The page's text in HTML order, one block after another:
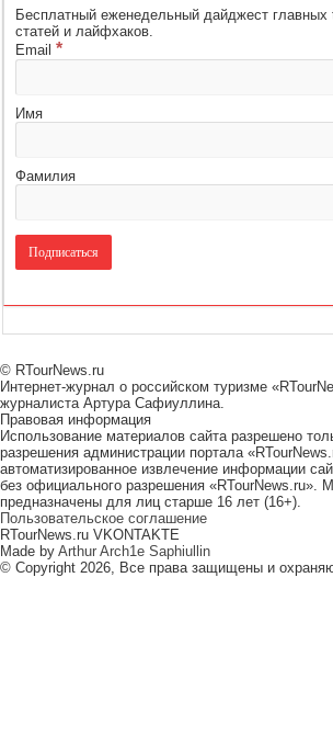
Бесплатный еженедельный дайджест главных
статей и лайфхаков.
Email*
Имя
Фамилия
© RTourNews.ru
Интернет-журнал о российском туризме
журналиста Артура Сафиуллина.
Правовая информация
Использование материалов сайта разрешено
разрешения администрации портала
автоматизированное извлечение информации
без официального разрешения «RTourNews.ru».
предназначены для лиц старше 16 лет (16+).
Пользовательское соглашение
RTourNews.ru VKONTAKTE
Made by Arthur Arch1e Saphiullin
© Copyright 2026, Все права защищены и